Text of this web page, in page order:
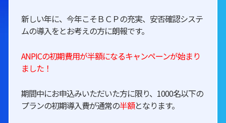
新しい年に、今年こそＢＣＰの充実、安否確認システ
ムの導入をとお考えの方に朗報です。
ANPICの初期費用が半額になるキャンペーンが始まり
ました！
期間中にお申込みいただいた方に限り、1000名以下の
プランの初期導入費が通常の半額となります。